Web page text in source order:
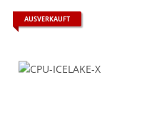
AUSVERKAUFT